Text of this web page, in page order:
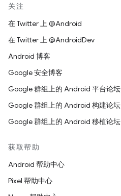
关注
在 Twitter 上 @Android
在 Twitter 上 @AndroidDev
Android 博客
Google 安全博客
Google 群组上的 Android 平台论坛
Google 群组上的 Android 构建论坛
Google 群组上的 Android 移植论坛
获取帮助
Android 帮助中心
Pixel 帮助中心